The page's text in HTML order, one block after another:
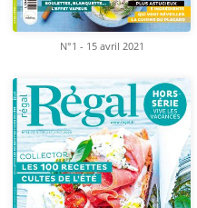
N°1 - 15 avril 2021